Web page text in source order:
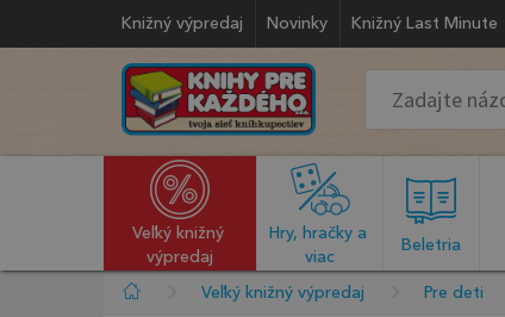
Knižný výpredaj Novinky Knižný Last Minute
Veľký knižný
výpredaj
Hry, hračky a
viac
Beletria
Veľký knižný výpredaj Pre deti